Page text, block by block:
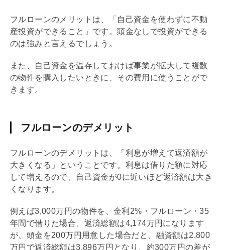
フルローンのメリットは、「自己資金を使わずに不動
産投資ができること」です。頭金なしで投資ができる
のは強みと言えるでしょう。
また、自己資金を温存しておけば事業が拡大して複数
の物件を購入したいときに、その費用に使うことがで
きます。
フルローンのデメリット
フルローンのデメリットは、「利息が増えて返済額が
大きくなる」ということです。利息は借りた額に対応
して増えるので、自己資金が0に近いほど返済額は大き
くなります。
例えば3,000万円の物件を、金利2%・ フルローン ・35
年間で借りた場合、返済総額は4,174万円になります
が、頭金を200万円用意した場合だと、融資額は2,800
万円で返済総額は3,896万円となり、約300万円の差が